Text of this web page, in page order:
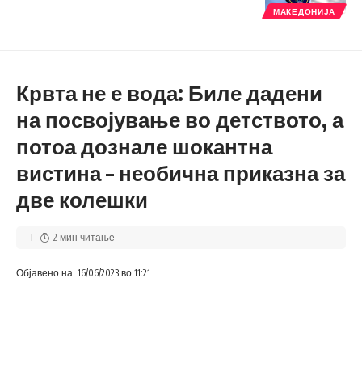
МАКЕДОНИЈА
Крвта не е вода: Биле дадени
на посвојување во детството, а
потоа дознале шокантна
вистина – необична приказна за
две колешки
Објавено на: 16/06/2023 во 11:21
2 мин читање